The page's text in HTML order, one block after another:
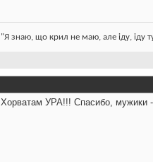
"Я знаю, що крил не маю, але іду, іду
Хорватам УРА!!! Спасибо, мужики